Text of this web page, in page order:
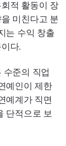
적 활동이 장
미친다고 분
는 수익 창출
다.
수준의 직업
예인이 제한
예계가 직면
단적으로 보